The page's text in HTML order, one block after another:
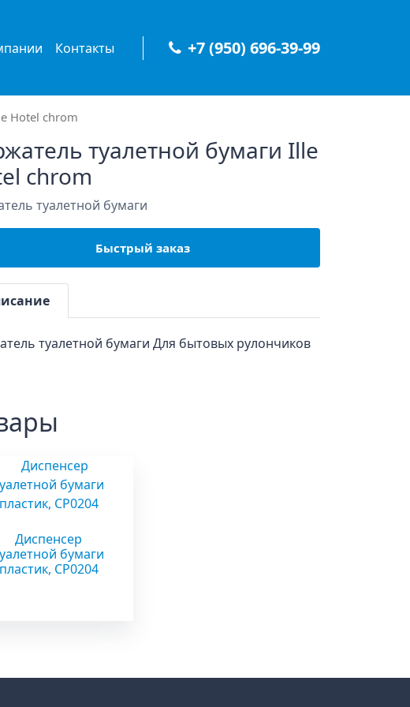
Контакты +7 (950) 696-39-99
Hotel chrom
туалетной бумаги Ille
chrom
туалетной бумаги
Быстрый заказ
туалетной бумаги Для бытовых рулончиков
Диспенсер
бумаги
пластик, CP0204